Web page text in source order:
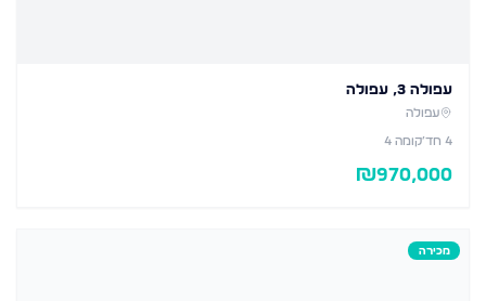
עפולה 3, עפולה
עפולה
4 חד׳קומה 4
₪970,000
מכירה